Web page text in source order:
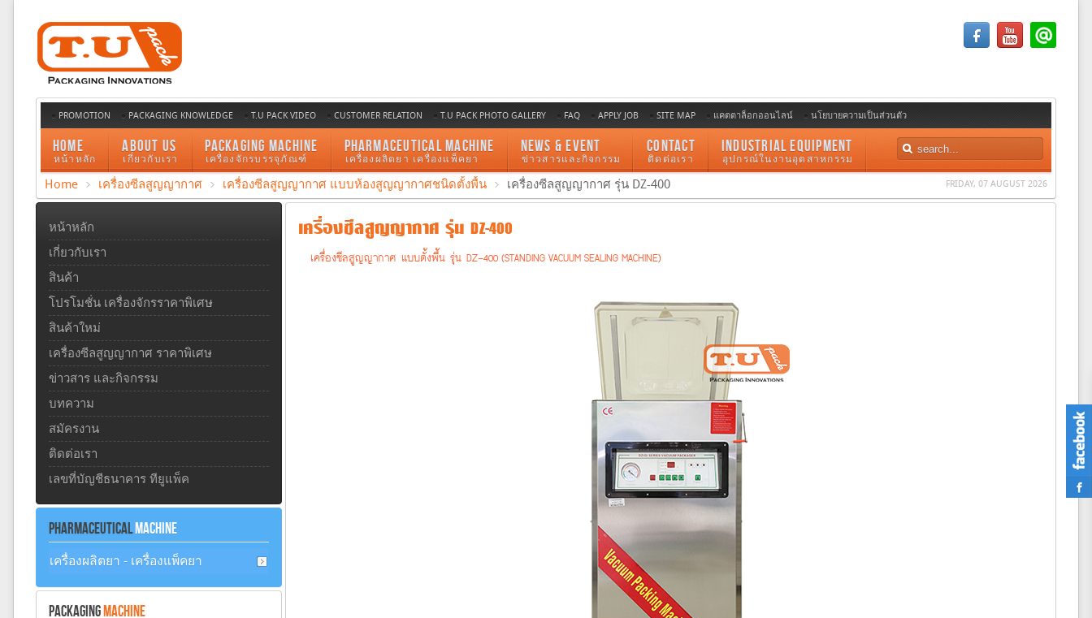
PROMOTION PACKAGING KNOWLEDGE T.U PACK VIDEO CUSTOMER RELATION T.U PACK PHOTO GALLERY FAQ APPLY JOB SITE MAP แคตตาล็อกออนไลน์ นโยบายความเป็นส่วนตัว
HOME
หน้าหลัก
ABOUT US
เกี่ยวกับเรา
PACKAGING MACHINE
เครื่องจักรบรรจุภัณฑ์
PHARMACEUTICAL MACHINE
เครื่องผลิตยา เครื่องแพ็คยา
NEWS & EVENT
ข่าวสารและกิจกรรม
CONTACT
ติดต่อเรา
INDUSTRIAL EQUIPMENT
อุปกรณ์ในงานอุตสาหกรรม
FRIDAY, 07 AUGUST 2026
Home เครื่องซีลสูญญากาศ เครื่องซีลสูญญากาศ แบบห้องสูญญากาศชนิดตั้งพื้น เครื่องซีลสูญญากาศ รุ่น DZ-400
เครื่องซีลสูญญากาศ รุ่น DZ-400
เครื่องซีลสูญญากาศ แบบตั้งพื้น รุ่น DZ-400 (STANDING VACUUM SEALING MACHINE)
หน้าหลัก
เกี่ยวกับเรา
สินค้า
โปรโมชั่น เครื่องจักรราคาพิเศษ
สินค้าใหม่
เครื่องซีลสูญญากาศ ราคาพิเศษ
ข่าวสาร และกิจกรรม
บทความ
สมัครงาน
ติดต่อเรา
เลขที่บัญชีธนาคาร ทียูแพ็ค
PHARMACEUTICALMACHINE
เครื่องผลิตยา - เครื่องแพ็คยา
PACKAGING MACHINE